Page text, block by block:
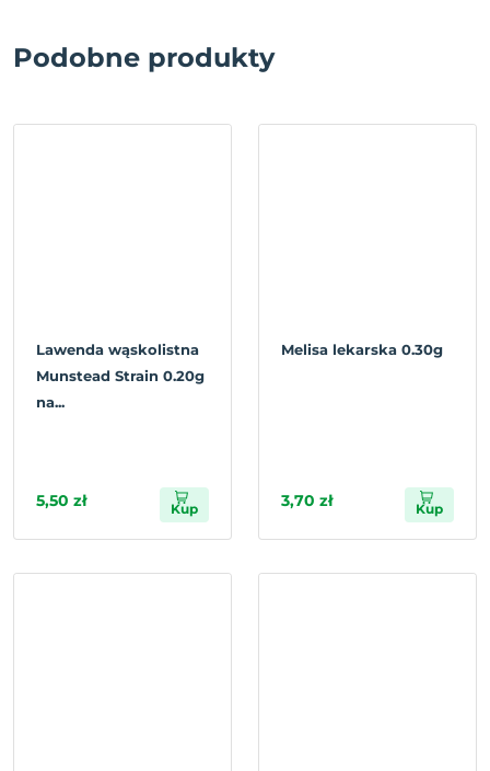
Podobne produkty
Lawenda wąskolistna
Munstead Strain 0.20g
na...
5,50 zł Kup
Melisa lekarska 0.30g
3,70 zł Kup